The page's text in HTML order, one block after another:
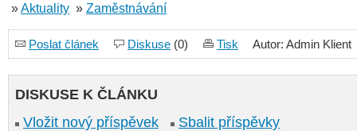
»Aktuality » Zaměstnávání
Poslat článek Diskuse (0) Tisk Autor: Admin Klient
DISKUSE K ČLÁNKU
Vložit nový příspěvek
Sbalit příspěvky